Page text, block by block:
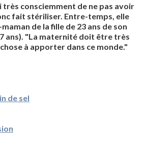
très consciemment de ne pas avoir
fait stériliser. Entre-temps, elle
de la fille de 23 ans de son
ans). "La maternité doit être très
à apporter dans ce monde."
de sel